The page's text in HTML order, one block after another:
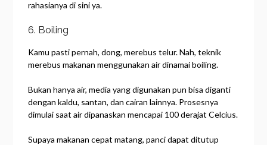
rahasianya di sini ya.
6. Boiling
Kamu pasti pernah, dong, merebus telur. Nah, teknik
merebus makanan menggunakan air dinamai boiling.
Bukan hanya air, media yang digunakan pun bisa diganti
dengan kaldu, santan, dan cairan lainnya. Prosesnya
dimulai saat air dipanaskan mencapai 100 derajat Celcius.
Supaya makanan cepat matang, panci dapat ditutup